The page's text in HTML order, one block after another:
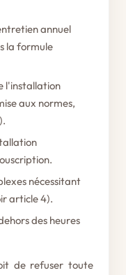
annuel
la formule
l'installation
aux normes,
nécessitant
article 4).
des heures
de refuser toute